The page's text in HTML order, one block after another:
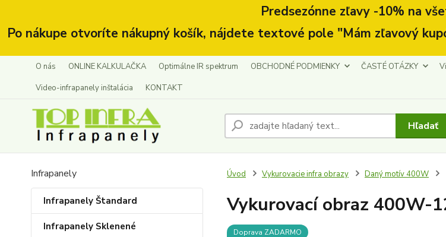
Predsezónne zľavy -10% na
Po nákupe otvoríte nákupný košík, nájdete textové pole "Mám zľavový
O nás ONLINE KALKULAČKA Optimálne IR spektrum OBCHODNÉ PODMIENKY ČASTÉ OTÁZKY
Video-infrapanely inštalácia
KONTAKT
Hľadať
Infrapanely
Infrapanely Štandard
Infrapanely Sklenené
Úvod Vykurovacie infra obrazy Daný motív 400W
Vykurovací obraz 400W-
Doprava ZADARMO